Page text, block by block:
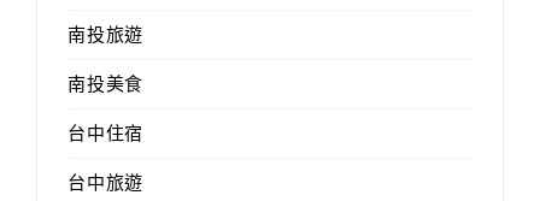
南投旅遊
南投美食
台中住宿
台中旅遊